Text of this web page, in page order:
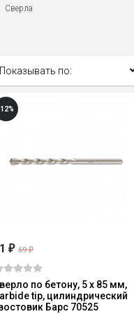
Сверла
Показывать по:
₽ 69₽
по бетону, 5 х 85 мм,
tip, цилиндрический
Барс 70525